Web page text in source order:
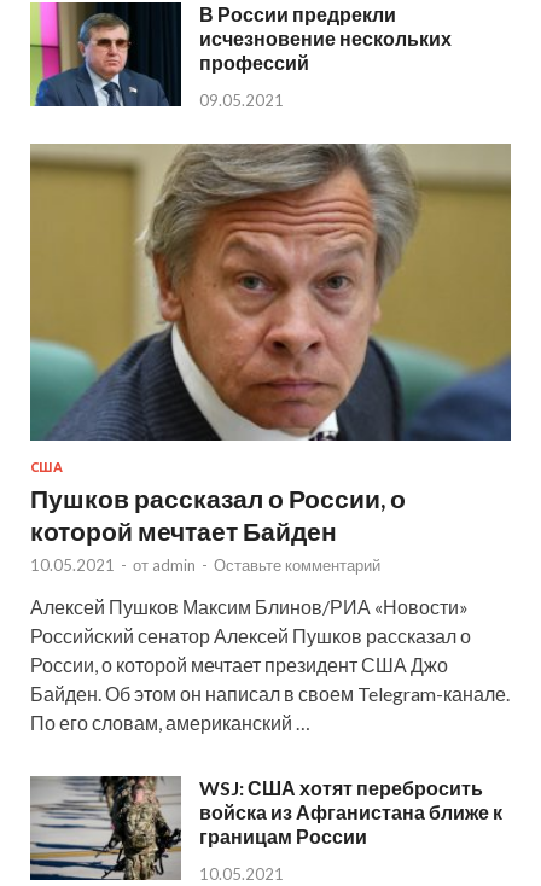
В России предрекли
исчезновение нескольких
профессий
09.05.2021
США
Пушков рассказал о России, о
которой мечтает Байден
10.05.2021 - от admin - Оставьте комментарий
Алексей Пушков Максим Блинов/РИА «Новости»
Российский сенатор Алексей Пушков рассказал о
России, о которой мечтает президент США Джо
Байден. Об этом он написал в своем Telegram-канале.
По его словам, американский …
WSJ: США хотят перебросить
войска из Афганистана ближе к
границам России
10.05.2021